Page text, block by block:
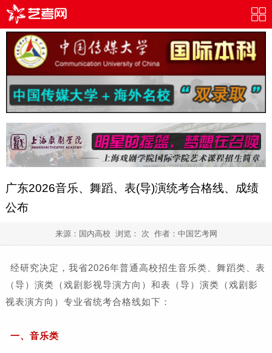
广东2026音乐、舞蹈、表(导)演统考合格线、成绩
公布
来源：国内高校 浏览： 次 作者： 中国艺考网
经研究决定，我省2026年普通高校招生音乐类、舞蹈类、表
（导）演类（戏剧影视导演方向）和表（导）演类（戏剧影
视表演方向）专业省统考合格线如下：
一、音乐类